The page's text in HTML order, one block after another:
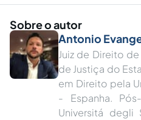
Sobre o autor
Antonio
Juiz de Direito
de Justiça do
em Direito pela
- Espanha.
Universitá